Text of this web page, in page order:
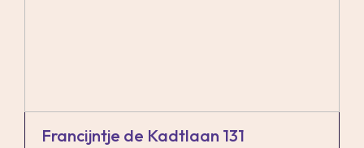
schade wegens het niet juist naleven van deze
zelfbewoningsplicht.
Francijntje de Kadtlaan 131